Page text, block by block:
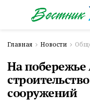
Главная Новости
На побережье
сооружений